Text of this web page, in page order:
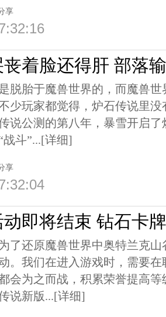
享
着脸还得肝 部落
脱胎于魔兽世界的，而魔兽
少玩家都觉得，炉石传说里
说公测的第八年，暴雪开启
斗”...[详细]
享
动即将结束 钻石卡
了还原魔兽世界中奥特兰克
。我们在进入游戏时，需要
会为之而战，积累荣誉提高
说新版...[详细]